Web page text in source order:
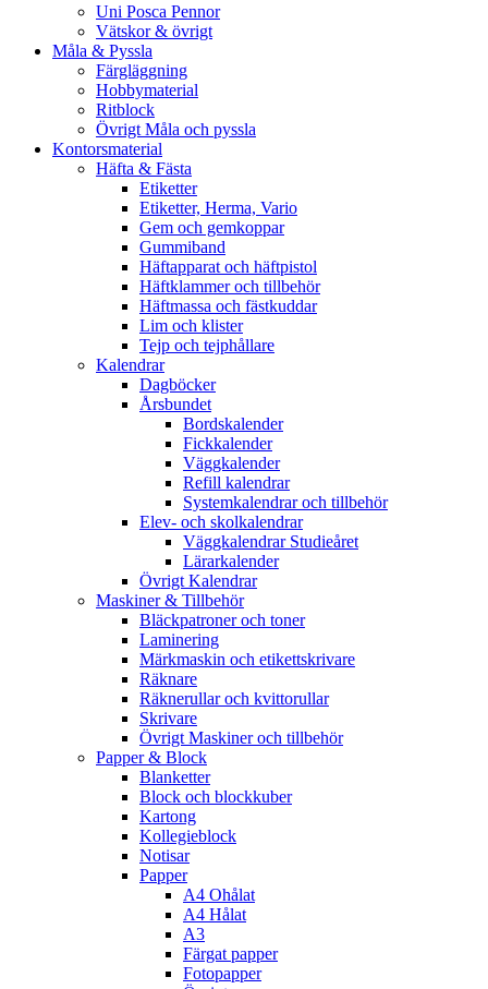
Uni Posca Pennor
Vätskor & övrigt
Måla & Pyssla
Färgläggning
Hobbymaterial
Ritblock
Övrigt Måla och pyssla
Kontorsmaterial
Häfta & Fästa
Etiketter
Etiketter, Herma, Vario
Gem och gemkoppar
Gummiband
Häftapparat och häftpistol
Häftklammer och tillbehör
Häftmassa och fästkuddar
Lim och klister
Tejp och tejphållare
Kalendrar
Dagböcker
Årsbundet
Bordskalender
Fickkalender
Väggkalender
Refill kalendrar
Systemkalendrar och tillbehör
Elev- och skolkalendrar
Väggkalendrar Studieåret
Lärarkalender
Övrigt Kalendrar
Maskiner & Tillbehör
Bläckpatroner och toner
Laminering
Märkmaskin och etikettskrivare
Räknare
Räknerullar och kvittorullar
Skrivare
Övrigt Maskiner och tillbehör
Papper & Block
Blanketter
Block och blockkuber
Kartong
Kollegieblock
Notisar
Papper
A4 Ohålat
A4 Hålat
A3
Färgat papper
Fotopapper